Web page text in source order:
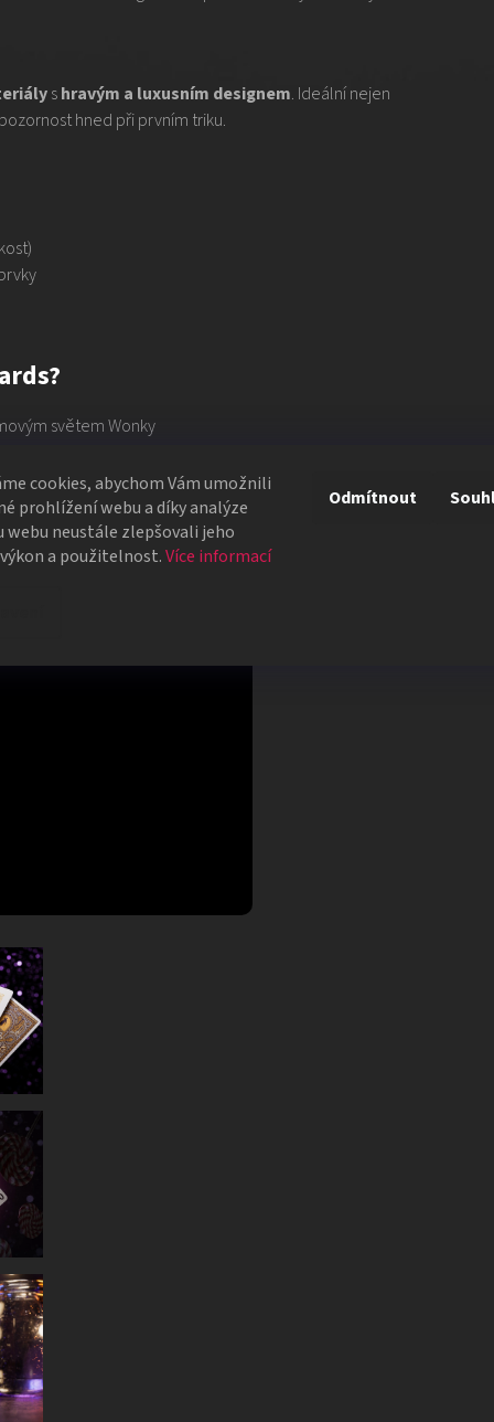
cookies, abychom Vám umožnili
prohlížení webu a díky analýze
webu neustále zlepšovali jeho
a použitelnost.Více informací
Odmítnout
shravým a luxusním designem. Ideální nejen
hned při prvním triku.
světem Wonky
👇